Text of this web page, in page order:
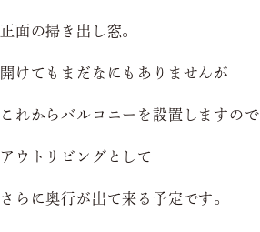
正面の掃き出し窓。
開けてもまだなにもありませんが
これからバルコニーを設置しますので
アウトリビングとして
さらに奥行が出て来る予定です。